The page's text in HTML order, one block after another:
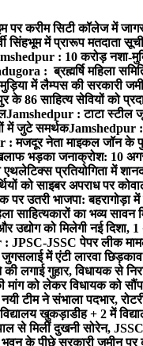
पर करीम सिटी कॉलेज में
सिंहभूम में प्रारूप मतदाता
: 10 करोड़ नशा-
: ब्रह्मर्षि महिला
में लैम्पस की सरकारी
86 साहित्य सेवियों को
Jamshedpur : टाटा स्टील
में जुटे समर्थकJamshedpur :
: मजदूर नेता माइकल जॉन के
भड़का जनाक्रोश: 10
प्रतियोगिता में
को साइबर अपराध पर
उतरी भाजपा: बहरागोड़ा
साहित्यकारों का भव्य
को मिलेगी नई दिशा,
JPSC-JSSC पेपर लीक
में एंटी लारवा
की लगाई गुहार, विधायक से
को लेकर विधायक को
टीम ने संभाला पदभार,
खुकड़ाडीह + 2 में
से मिलीं दुखनी सोरेन,
के पीछे सरकारी जमीन पर